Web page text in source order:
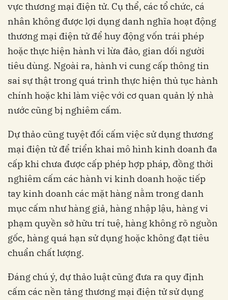
vực thương mại điện tử. Cụ thể, các tổ chức, cá
nhân không được lợi dụng danh nghĩa hoạt động
thương mại điện tử để huy động vốn trái phép
hoặc thực hiện hành vi lừa đảo, gian dối người
tiêu dùng. Ngoài ra, hành vi cung cấp thông tin
sai sự thật trong quá trình thực hiện thủ tục hành
chính hoặc khi làm việc với cơ quan quản lý nhà
nước cũng bị nghiêm cấm.
Dự thảo cũng tuyệt đối cấm việc sử dụng thương
mại điện tử để triển khai mô hình kinh doanh đa
cấp khi chưa được cấp phép hợp pháp, đồng thời
nghiêm cấm các hành vi kinh doanh hoặc tiếp
tay kinh doanh các mặt hàng nằm trong danh
mục cấm như hàng giả, hàng nhập lậu, hàng vi
phạm quyền sở hữu trí tuệ, hàng không rõ nguồn
gốc, hàng quá hạn sử dụng hoặc không đạt tiêu
chuẩn chất lượng.
Đáng chú ý, dự thảo luật cũng đưa ra quy định
cấm các nền tảng thương mại điện tử sử dụng